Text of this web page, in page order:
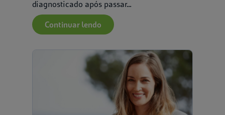
diagnosticado após passar...
Continuar lendo